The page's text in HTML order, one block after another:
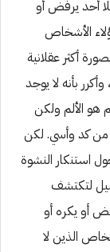
أحد يرفض أو
الأشخاص
أكثر عقلانية
بأنه لا يوجد
هو الألم ولكن
من كد وأسي. لكن
استنكار النشوة
لتكتشف
أو يكره أو
الذين لا